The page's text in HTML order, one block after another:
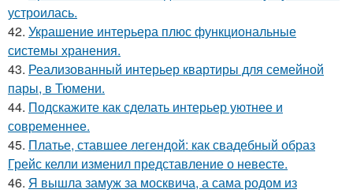
устроилась.
42. Украшение интерьера плюс функциональные
системы хранения.
43. Реализованный интерьер квартиры для семейной
пары, в Тюмени.
44. Подскажите как сделать интерьер уютнее и
современнее.
45. Платье, ставшее легендой: как свадебный образ
Грейс келли изменил представление о невесте.
46. Я вышла замуж за москвича, а сама родом из